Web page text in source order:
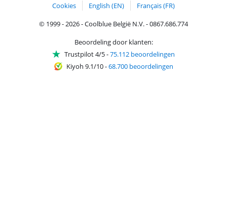
Cookies
English (EN)
Français (FR)
© 1999 - 2026 - Coolblue België N.V. - 0867.686.774
Beoordeling door klanten:
Trustpilot 4/5-75.112 beoordelingen
Kiyoh 9.1/10-68.700 beoordelingen